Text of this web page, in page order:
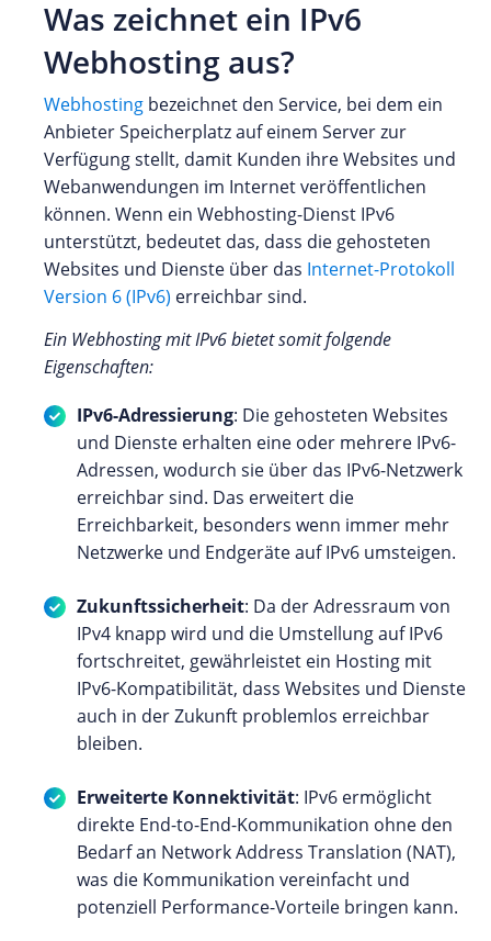
Was zeichnet ein IPv6
Webhosting aus?
Webhosting bezeichnet den Service, bei dem ein
Anbieter Speicherplatz auf einem Server zur
Verfügung stellt, damit Kunden ihre Websites und
Webanwendungen im Internet veröffentlichen
können. Wenn ein Webhosting-Dienst IPv6
unterstützt, bedeutet das, dass die gehosteten
Websites und Dienste über das Internet-Protokoll
Version 6 (IPv6) erreichbar sind.
Ein Webhosting mit IPv6 bietet somit folgende
Eigenschaften:
IPv6-Adressierung: Die gehosteten Websites
und Dienste erhalten eine oder mehrere IPv6-
Adressen, wodurch sie über das IPv6-Netzwerk
erreichbar sind. Das erweitert die
Erreichbarkeit, besonders wenn immer mehr
Netzwerke und Endgeräte auf IPv6 umsteigen.
Zukunftssicherheit: Da der Adressraum von
IPv4 knapp wird und die Umstellung auf IPv6
fortschreitet, gewährleistet ein Hosting mit
IPv6-Kompatibilität, dass Websites und Dienste
auch in der Zukunft problemlos erreichbar
bleiben.
Erweiterte Konnektivität: IPv6 ermöglicht
direkte End-to-End-Kommunikation ohne den
Bedarf an Network Address Translation (NAT),
was die Kommunikation vereinfacht und
potenziell Performance-Vorteile bringen kann.